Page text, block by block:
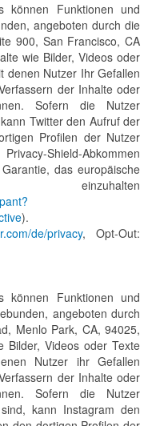
können Funktionen und
angeboten durch die
900, San Francisco, CA
wie Bilder, Videos oder
denen Nutzer Ihr Gefallen
der Inhalte oder
Sofern die Nutzer
Twitter den Aufruf der
Profilen der Nutzer
Shield-Abkommen
das europäische
einzuhalten
).
de/privacy, Opt-Out:
können Funktionen und
angeboten durch
Menlo Park, CA, 94025,
Bilder, Videos oder Texte
Nutzer ihr Gefallen
der Inhalte oder
Sofern die Nutzer
kann Instagram den